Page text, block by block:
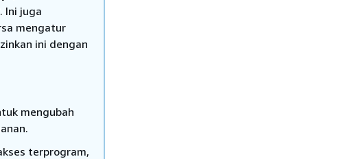
. Ini juga
mengatur
ini dengan
mengubah
terprogram,